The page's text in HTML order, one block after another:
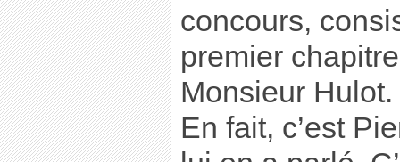
concours,
premier
Monsieur
En fait, c’est